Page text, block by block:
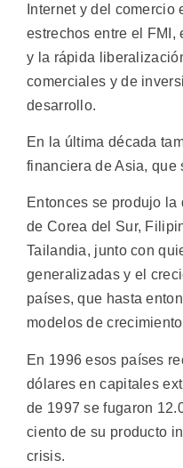
Internet y del
estrechos entre el FMI,
y la rápida
comerciales y de
desarrollo.
En la última década
financiera de Asia, que
Entonces se produjo
de Corea del Sur,
Tailandia, junto con
generalizadas y el
países, que hasta
modelos de
En 1996 esos países
dólares en capitales
de 1997 se fugaron
ciento de su producto
crisis.